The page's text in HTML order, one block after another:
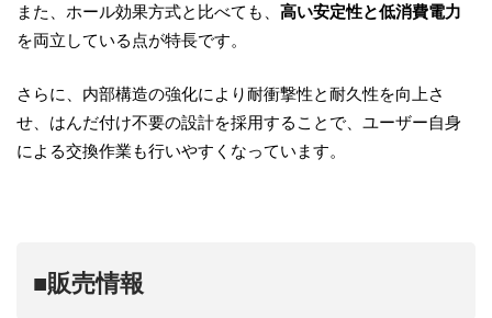
また、ホール効果方式と比べても、 高い安定性と低消費電力
を両立している点が特長です。
さらに、内部構造の強化により耐衝撃性と耐久性を向上さ
せ、はんだ付け不要の設計を採用することで、ユーザー自身
による交換作業も行いやすくなっています。
■販売情報